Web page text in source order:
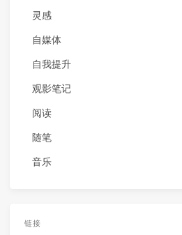
灵感
自媒体
自我提升
观影笔记
阅读
随笔
音乐
链接